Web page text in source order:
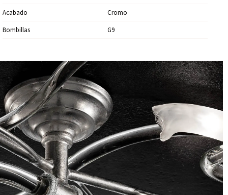
Acabado
Cromo
Bombillas
G9